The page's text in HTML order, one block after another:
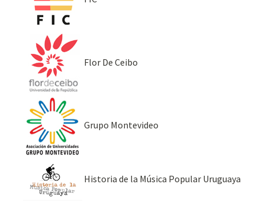
Flor De Ceibo
Grupo Montevideo
Historia de la Música Popular Uruguaya